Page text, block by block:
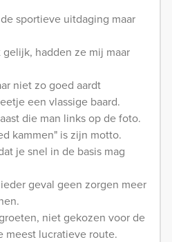
sportieve uitdaging maar
hadden ze mij maar
niet zo goed aardt
een vlassige baard.
die man links op de foto.
kammen" is zijn motto.
je snel in de basis mag
geval geen zorgen meer
niet gekozen voor de
meest lucratieve route.